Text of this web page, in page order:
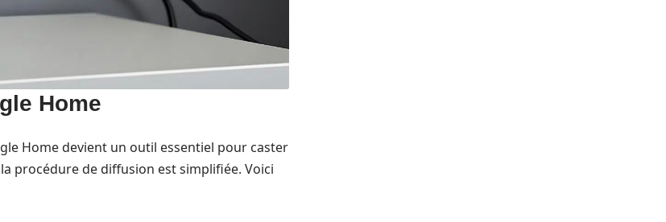
Home
Home devient un outil essentiel pour caster
procédure de diffusion est simplifiée. Voici